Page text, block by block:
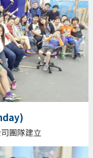
團隊建立